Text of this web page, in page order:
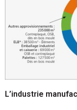
L’industrie